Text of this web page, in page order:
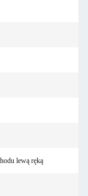
lewą ręką